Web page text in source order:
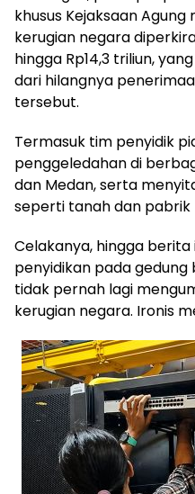
khusus Kejaksaan
kerugian negara
hingga Rp14,3 triliun,
dari hilangnya
tersebut.
Termasuk tim penyidik
penggeledahan di
dan Medan, serta
seperti tanah dan pabrik
Celakanya, hingga
penyidikan pada gedung
tidak pernah lagi
kerugian negara. Ironis